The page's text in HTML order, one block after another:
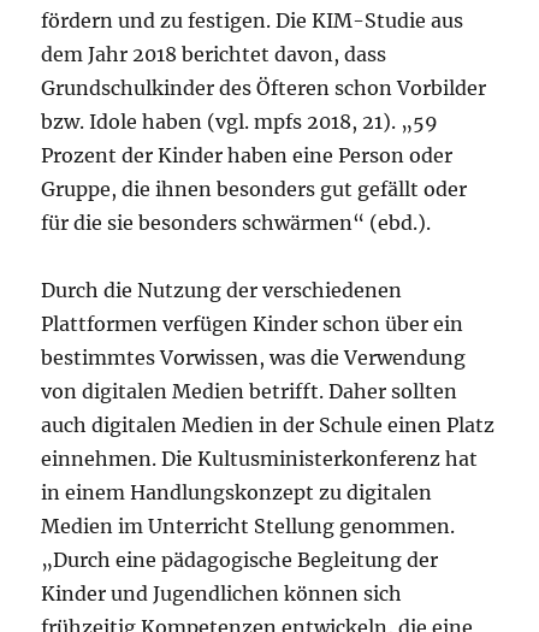
fördern und zu festigen. Die KIM-Studie aus
dem Jahr 2018 berichtet davon, dass
Grundschulkinder des Öfteren schon Vorbilder
bzw. Idole haben (vgl. mpfs 2018, 21). „59
Prozent der Kinder haben eine Person oder
Gruppe, die ihnen besonders gut gefällt oder
für die sie besonders schwärmen“ (ebd.).
Durch die Nutzung der verschiedenen
Plattformen verfügen Kinder schon über ein
bestimmtes Vorwissen, was die Verwendung
von digitalen Medien betrifft. Daher sollten
auch digitalen Medien in der Schule einen Platz
einnehmen. Die Kultusministerkonferenz hat
in einem Handlungskonzept zu digitalen
Medien im Unterricht Stellung genommen.
„Durch eine pädagogische Begleitung der
Kinder und Jugendlichen können sich
frühzeitig Kompetenzen entwickeln, die eine